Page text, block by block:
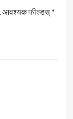
आवश्यक फील्डस्*